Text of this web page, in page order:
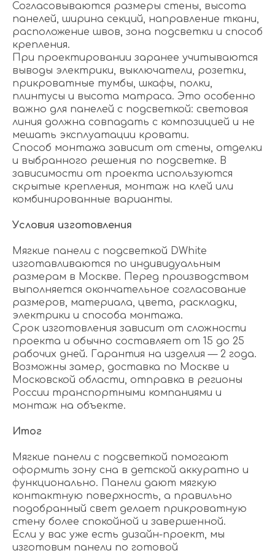
Согласовываются размеры стены, высота
панелей, ширина секций, направление ткани,
расположение швов, зона подсветки и способ
крепления.
При проектировании заранее учитываются
выводы электрики, выключатели, розетки,
прикроватные тумбы, шкафы, полки,
плинтусы и высота матраса. Это особенно
важно для панелей с подсветкой: световая
линия должна совпадать с композицией и не
мешать эксплуатации кровати.
Способ монтажа зависит от стены, отделки
и выбранного решения по подсветке. В
зависимости от проекта используются
скрытые крепления, монтаж на клей или
комбинированные варианты.
Условия изготовления
Мягкие панели с подсветкой DWhite
изготавливаются по индивидуальным
размерам в Москве. Перед производством
выполняется окончательное согласование
размеров, материала, цвета, раскладки,
электрики и способа монтажа.
Срок изготовления зависит от сложности
проекта и обычно составляет от 15 до 25
рабочих дней. Гарантия на изделия — 2 года.
Возможны замер, доставка по Москве и
Московской области, отправка в регионы
России транспортными компаниями и
монтаж на объекте.
Итог
Мягкие панели с подсветкой помогают
оформить зону сна в детской аккуратно и
функционально. Панели дают мягкую
контактную поверхность, а правильно
подобранный свет делает прикроватную
стену более спокойной и завершенной.
Если у вас уже есть дизайн-проект, мы
изготовим панели по готовой